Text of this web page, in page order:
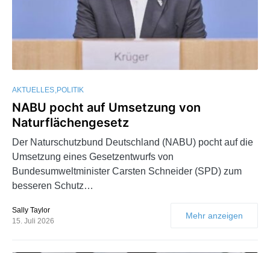
AKTUELLES POLITIK
NABU pocht auf Umsetzung von
Naturflächengesetz
Der Naturschutzbund Deutschland (NABU) pocht auf die
Umsetzung eines Gesetzentwurfs von
Bundesumweltminister Carsten Schneider (SPD) zum
besseren Schutz…
Sally Taylor
15. Juli 2026
Mehr anzeigen